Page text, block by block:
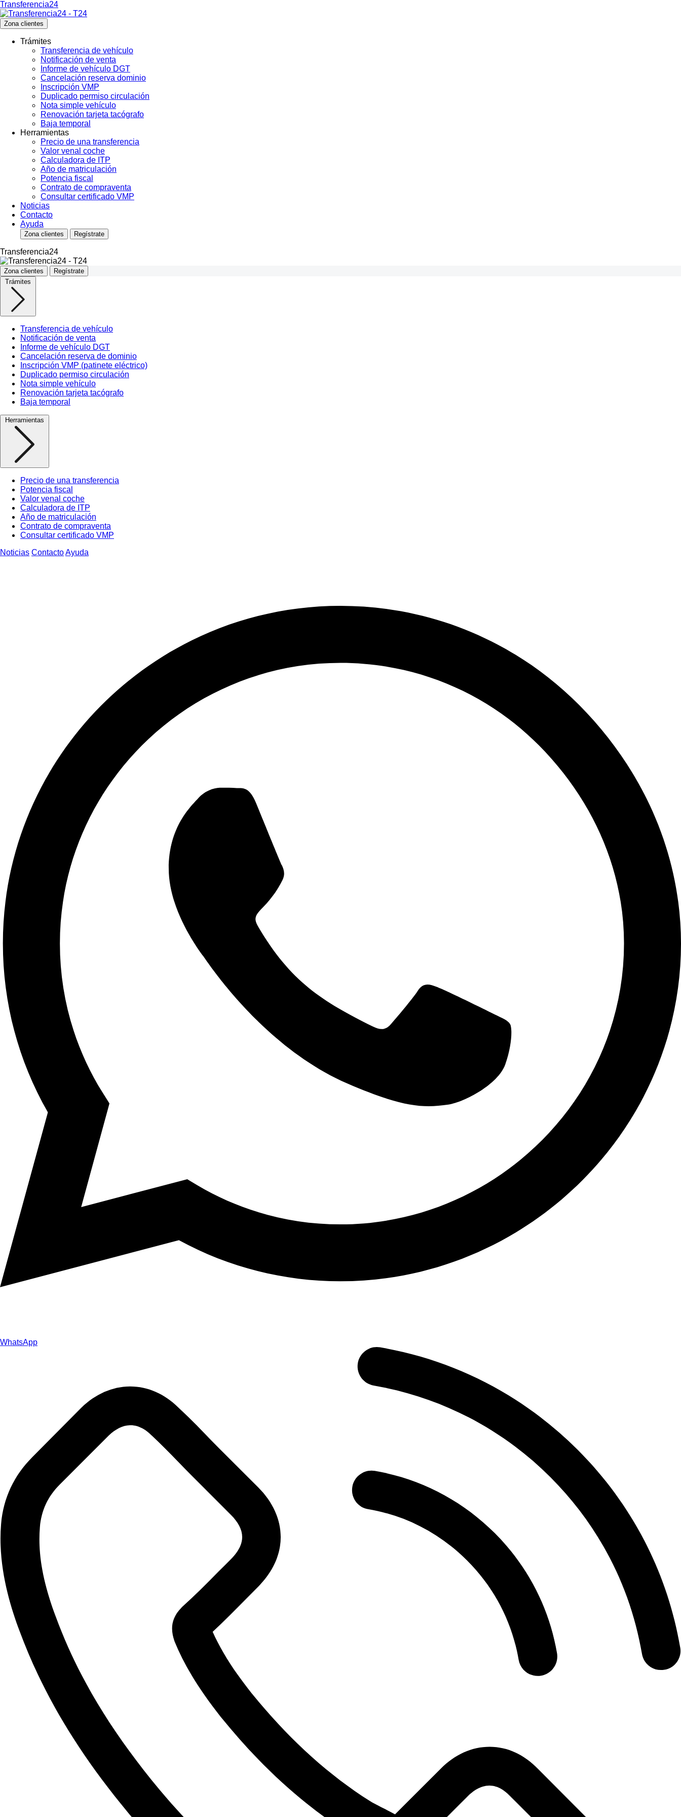
Transferencia24
Zona clientes
Trámites
Transferencia de vehículo
Notificación de venta
Informe de vehículo DGT
Cancelación reserva dominio
Inscripción VMP
Duplicado permiso circulación
Nota simple vehículo
Renovación tarjeta tacógrafo
Baja temporal
Herramientas
Precio de una transferencia
Valor venal coche
Calculadora de ITP
Año de matriculación
Potencia fiscal
Contrato de compraventa
Consultar certificado VMP
Noticias
Contacto
Ayuda
Zona clientes Regístrate
Transferencia24
Zona clientes
Regístrate
Trámites
Transferencia de vehículo
Notificación de venta
Informe de vehículo DGT
Cancelación reserva de dominio
Inscripción VMP (patinete eléctrico)
Duplicado permiso circulación
Nota simple vehículo
Renovación tarjeta tacógrafo
Baja temporal
Herramientas
Precio de una transferencia
Potencia fiscal
Valor venal coche
Calculadora de ITP
Año de matriculación
Contrato de compraventa
Consultar certificado VMP
Noticias ContactoAyuda
WhatsApp